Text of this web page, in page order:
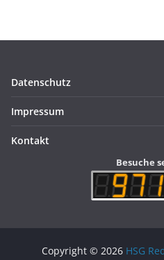
Datenschutz
Impressum
Kontakt
Besuche
Copyright © 2026 HSG